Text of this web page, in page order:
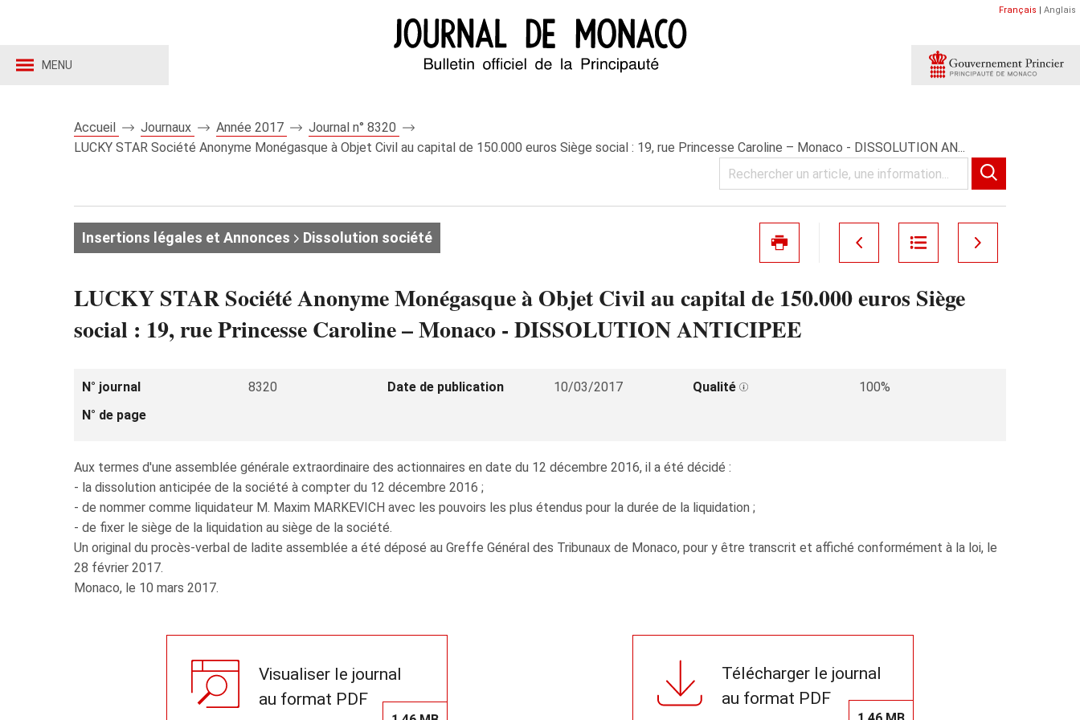
MENU
Français | Anglais
Accueil Journaux Année 2017
Journal n° 8320
LUCKY STAR Société Anonyme Monégasque à Objet Civil au capital de 150.000 euros Siège social : 19, rue Princesse Caroline – Monaco - DISSOLUTION AN...
Insertions légales et Annonces Dissolution société
LUCKY STAR Société Anonyme Monégasque à Objet Civil au capital de 150.000 euros Siège
social : 19, rue Princesse Caroline – Monaco - DISSOLUTION ANTICIPEE
N° journal 8320 Date de publication 10/03/2017 Qualité
100%
N° de page
Aux termes d'une assemblée générale extraordinaire des actionnaires en date du 12 décembre 2016, il a été décidé :
- la dissolution anticipée de la société à compter du 12 décembre 2016 ;
- de nommer comme liquidateur M. Maxim MARKEVICH avec les pouvoirs les plus étendus pour la durée de la liquidation ;
- de fixer le siège de la liquidation au siège de la société.
Un original du procès-verbal de ladite assemblée a été déposé au Greffe Général des Tribunaux de Monaco, pour y être transcrit et affiché conformément à la loi, le
28 février 2017.
Monaco, le 10 mars 2017.
Visualiser le journal
au format PDF
Télécharger le journal
au format PDF